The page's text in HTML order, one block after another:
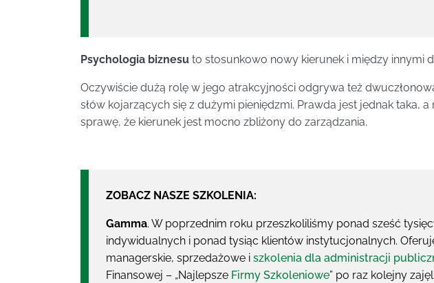
Psychologia biznesu to stosunkowo nowy kierunek i między innymi
Oczywiście dużą rolę w jego atrakcyjności odgrywa też
słów kojarzących się z dużymi pieniędzmi. Prawda jest jednak taka,
sprawę, że kierunek jest mocno zbliżony do zarządzania.
ZOBACZ NASZE SZKOLENIA:
Gamma. W poprzednim roku przeszkoliliśmy ponad sześć
indywidualnych i ponad tysiąc klientów instytucjonalnych.
managerskie, sprzedażowe i szkolenia dla administracji
Finansowej – „Najlepsze Firmy Szkoleniowe” po raz kolejny